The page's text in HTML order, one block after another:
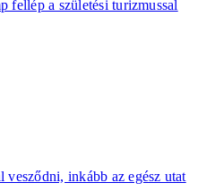
fellép a születési turizmussal
inkább az egész utat